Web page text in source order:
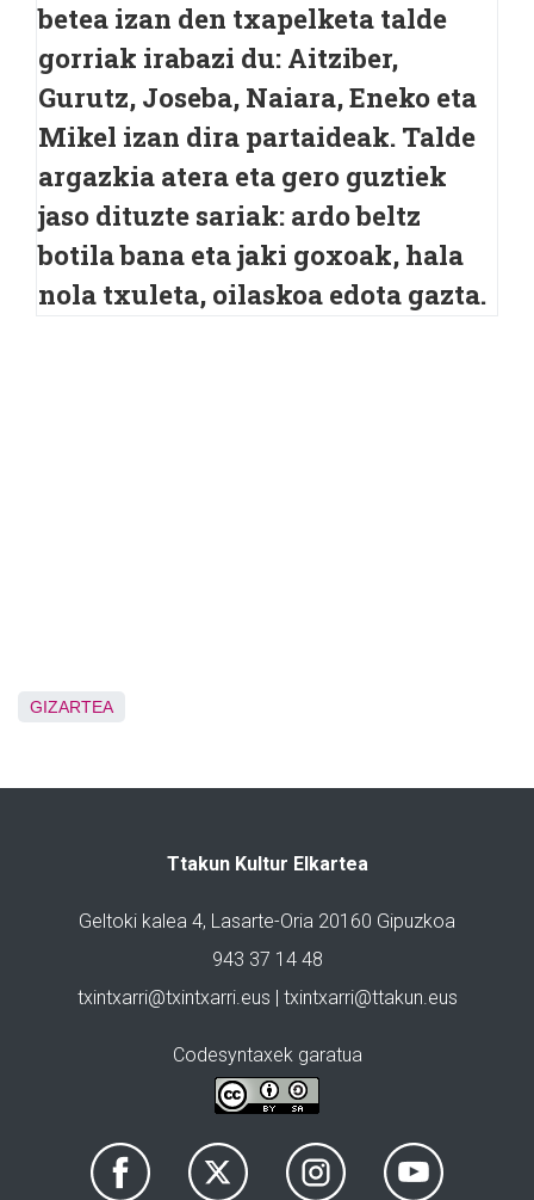
betea izan den txapelketa talde
gorriak irabazi du: Aitziber,
Gurutz, Joseba, Naiara, Eneko eta
Mikel izan dira partaideak. Talde
argazkia atera eta gero guztiek
jaso dituzte sariak: ardo beltz
botila bana eta jaki goxoak, hala
nola txuleta, oilaskoa edota gazta.
GIZARTEA
Ttakun Kultur Elkartea
Geltoki kalea 4, Lasarte-Oria 20160 Gipuzkoa
943 37 14 48
txintxarri@txintxarri.eus | txintxarri@ttakun.eus
Codesyntaxek garatua